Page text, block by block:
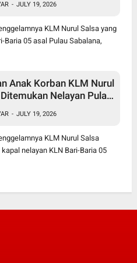
- JULY 19, 2026
KLM Nurul Salsa yang
05 asal Pulau Sabalana,
Anak Korban KLM Nurul
Nelayan Pulau
- JULY 19, 2026
KLM Nurul Salsa
nelayan KLN Bari-Baria 05